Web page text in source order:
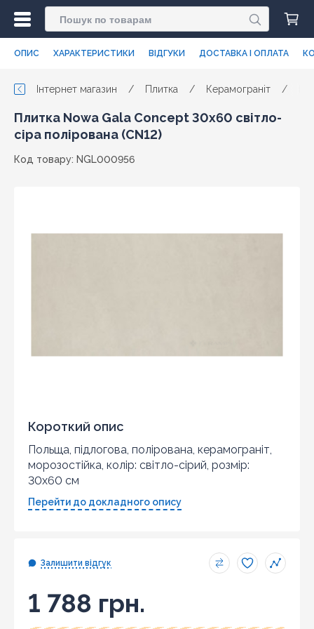
ОПИС ХАРАКТЕРИСТИКИ ВІДГУКИ ДОСТАВКА І ОПЛАТА
Інтернет магазин / Плитка / Керамограніт /
Плитка Nowa Gala Concept 30x60 світло-
сіра полірована (CN12)
Код товару: NGL000956
Короткий опис
Польща, підлогова, полірована, керамограніт,
морозостійка, колір: світло-сірий, розмір:
30x60 см
Перейти до докладного опису
Залишити відгук
1 788 грн.